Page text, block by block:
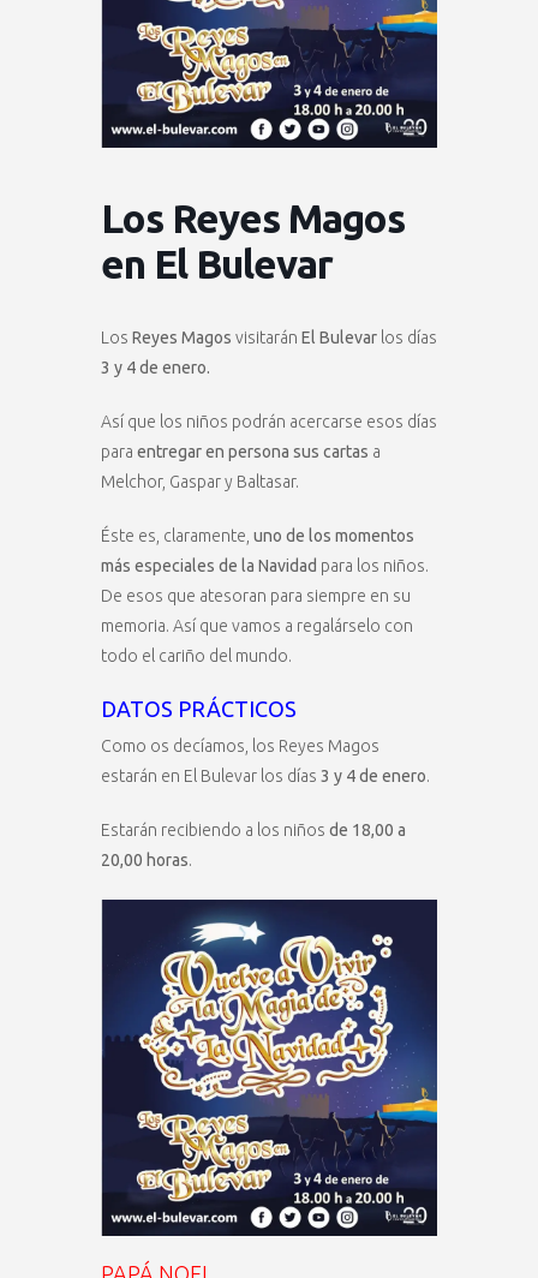
Los Reyes Magos
en El Bulevar
Los Reyes Magos visitarán El Bulevar los días
3 y 4 de enero.
Así que los niños podrán acercarse esos días
para entregar en persona sus cartas a
Melchor, Gaspar y Baltasar.
Éste es, claramente, uno de los momentos
más especiales de la Navidad para los niños.
De esos que atesoran para siempre en su
memoria. Así que vamos a regalárselo con
todo el cariño del mundo.
DATOS PRÁCTICOS
Como os decíamos, los Reyes Magos
estarán en El Bulevar los días 3 y 4 de enero.
Estarán recibiendo a los niños de 18,00 a
20,00 horas.
PAPÁ NOEL